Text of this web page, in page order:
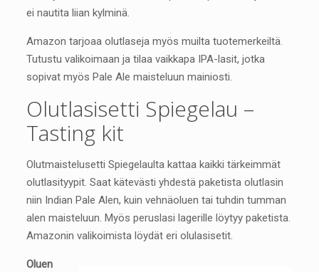
ei nautita liian kylminä.
Amazon tarjoaa olutlaseja myös muilta tuotemerkeiltä.
Tutustu valikoimaan ja tilaa vaikkapa IPA-lasit, jotka
sopivat myös Pale Ale maisteluun mainiosti.
Olutlasisetti Spiegelau –
Tasting kit
Olutmaistelusetti Spiegelaulta kattaa kaikki tärkeimmät
olutlasityypit. Saat kätevästi yhdestä paketista olutlasin
niin Indian Pale Alen, kuin vehnäoluen tai tuhdin tumman
alen maisteluun. Myös peruslasi lagerille löytyy paketista.
Amazonin valikoimista löydät eri olulasisetit.
Oluen